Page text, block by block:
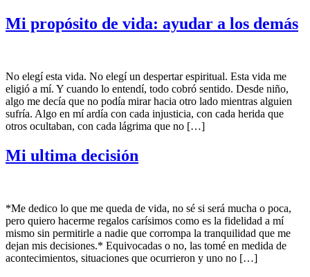
Mi propósito de vida: ayudar a los demás
No elegí esta vida. No elegí un despertar espiritual. Esta vida me
eligió a mí. Y cuando lo entendí, todo cobró sentido. Desde niño,
algo me decía que no podía mirar hacia otro lado mientras alguien
sufría. Algo en mí ardía con cada injusticia, con cada herida que
otros ocultaban, con cada lágrima que no […]
Mi ultima decisión
*Me dedico lo que me queda de vida, no sé si será mucha o poca,
pero quiero hacerme regalos carísimos como es la fidelidad a mí
mismo sin permitirle a nadie que corrompa la tranquilidad que me
dejan mis decisiones.* Equivocadas o no, las tomé en medida de
acontecimientos, situaciones que ocurrieron y uno no […]